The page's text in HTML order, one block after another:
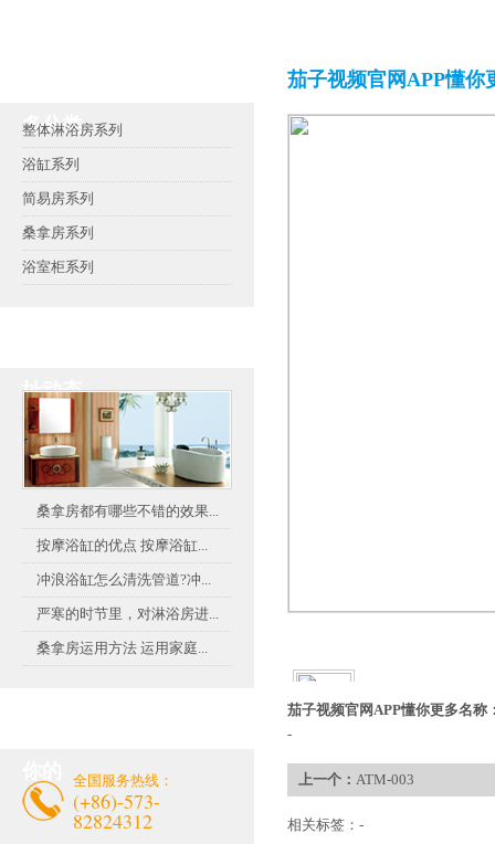
茄子视频官网APP懂你
茄子视频官网APP懂你更多名称
-
上一个： ATM-003
相关标签：-
多分类
整体淋浴房系列
浴缸系列
简易房系列
桑拿房系列
浴室柜系列
址动态
桑拿房都有哪些不错的效果...
按摩浴缸的优点 按摩浴缸...
冲浪浴缸怎么清洗管道?冲...
严寒的时节里，对淋浴房进...
桑拿房运用方法 运用家庭...
全国服务热线：
(+86)-573-
82824312